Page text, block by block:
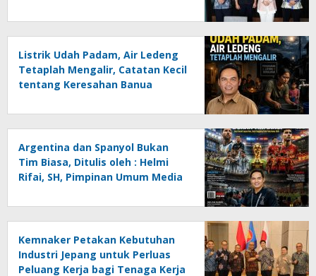
Listrik Udah Padam, Air Ledeng
Tetaplah Mengalir, Catatan Kecil
tentang Keresahan Banua
Ancaman Lingkungan, Oleh :
Helmi Rifai, SH
Argentina dan Spanyol Bukan
Tim Biasa, Ditulis oleh : Helmi
Rifai, SH, Pimpinan Umum Media
Kemnaker Petakan Kebutuhan
Industri Jepang untuk Perluas
Peluang Kerja bagi Tenaga Kerja